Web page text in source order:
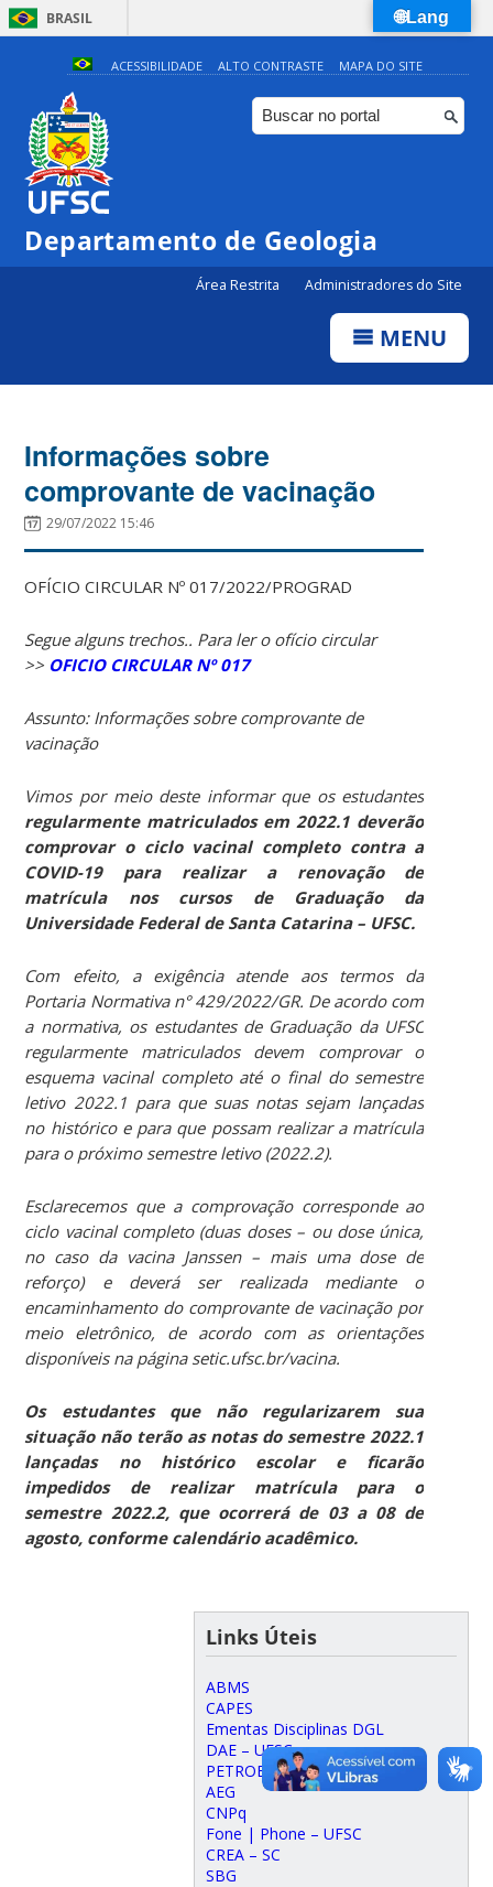
BRASIL
Simplifique!
Comunica BR
Participe
Canais
ACESSIBILIDADE ALTO CONTRASTE MAPA DO SITE
Departamento de Geologia
Área Restrita Administradores do Site
MENU
Informações sobre
comprovante de vacinação
29/07/2022 15:46
OFÍCIO CIRCULAR Nº 017/2022/PROGRAD
Segue alguns trechos.. Para ler o ofício circular
>> OFICIO CIRCULAR Nº 017
Assunto: Informações sobre comprovante de
vacinação
Vimos por meio deste informar que os estudantes
regularmente matriculados em 2022.1 deverão
comprovar o ciclo vacinal completo contra a
COVID-19 para realizar a renovação de
matrícula nos cursos de Graduação da
Universidade Federal de Santa Catarina – UFSC.
Com efeito, a exigência atende aos termos da
Portaria Normativa n° 429/2022/GR. De acordo com
a normativa, os estudantes de Graduação da UFSC
regularmente matriculados devem comprovar o
esquema vacinal completo até o final do semestre
letivo 2022.1 para que suas notas sejam lançadas
no histórico e para que possam realizar a matrícula
para o próximo semestre letivo (2022.2).
Esclarecemos que a comprovação corresponde ao
ciclo vacinal completo (duas doses – ou dose única,
no caso da vacina Janssen – mais uma dose de
reforço) e deverá ser realizada mediante o
encaminhamento do comprovante de vacinação por
meio eletrônico, de acordo com as orientações
disponíveis na página setic.ufsc.br/vacina.
Os estudantes que não regularizarem sua
situação não terão as notas do semestre 2022.1
lançadas no histórico escolar e ficarão
impedidos de realizar matrícula para o
semestre 2022.2, que ocorrerá de 03 a 08 de
agosto, conforme calendário acadêmico.
Links Úteis
ABMS
CAPES
Ementas Disciplinas DGL
DAE – UFSC
PETROBRAS
AEG
CNPq
Fone | Phone – UFSC
CREA – SC
SBG
🌐Lang